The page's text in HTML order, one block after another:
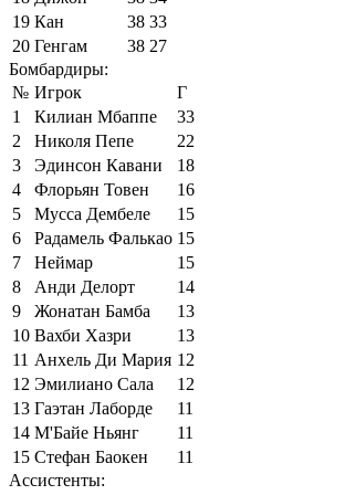
19 Кан 38 33
20 Генгам 38 27
Бомбардиры:
№ Игрок
Г
1
Килиан Мбаппе
33
2
Николя Пепе
22
3
Эдинсон Кавани
18
4
Флорьян Товен
16
5
Мусса Дембеле
15
6
Радамель Фалькао 15
7
Неймар
15
8
Анди Делорт
14
9
Жонатан Бамба
13
10 Вахби Хазри
13
11 Анхель Ди Мария 12
12 Эмилиано Сала
12
13 Гаэтан Лаборде
11
14 М'Байе Ньянг
11
15 Стефан Баокен
11
Ассистенты: